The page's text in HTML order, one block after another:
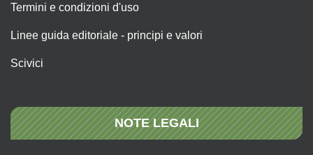
Termini e condizioni d'uso
Linee guida editoriale - principi e valori
Scivici
NOTE LEGALI